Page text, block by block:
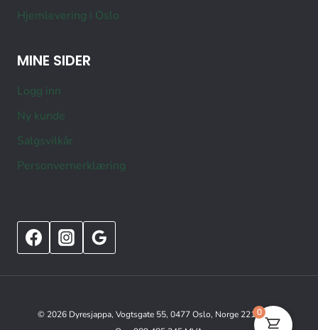
Hjemlevering i Oslo
MINE SIDER
Logg inn
Ny kunde
Salgsvilkår
Personvernerklæring
© 2026 Dyresjappa, Vogtsgate 55, 0477 Oslo, Norge 22151515
0